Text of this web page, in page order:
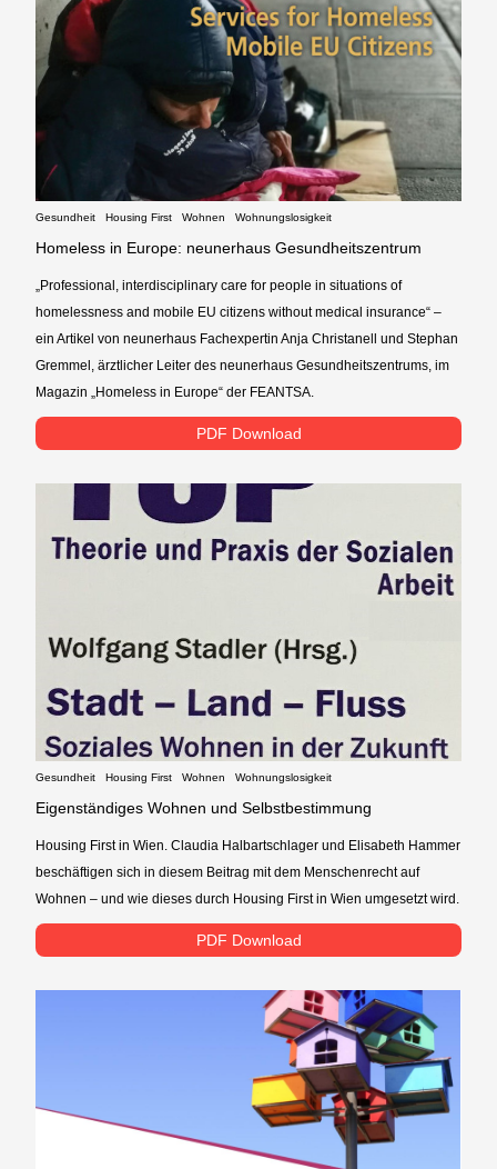
Gesundheit Housing First Wohnen Wohnungslosigkeit
Homeless in Europe: neunerhaus Gesundheitszentrum
„Professional, interdisciplinary care for people in situations of
homelessness and mobile EU citizens without medical insurance“ –
ein Artikel von neunerhaus Fachexpertin Anja Christanell und Stephan
Gremmel, ärztlicher Leiter des neunerhaus Gesundheitszentrums, im
Magazin „Homeless in Europe“ der FEANTSA.
PDF Download
Gesundheit Housing First Wohnen Wohnungslosigkeit
Eigenständiges Wohnen und Selbstbestimmung
Housing First in Wien. Claudia Halbartschlager und Elisabeth Hammer
beschäftigen sich in diesem Beitrag mit dem Menschenrecht auf
Wohnen – und wie dieses durch Housing First in Wien umgesetzt wird.
PDF Download